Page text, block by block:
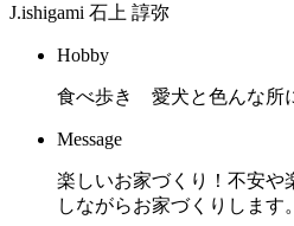
J.ishigami 石上 諄弥
Hobby
食べ歩き 愛犬と色んな所
Message
楽しいお家づくり！不安や
しながらお家づくりします。